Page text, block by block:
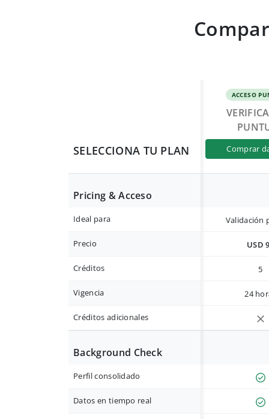
SELECCIONA TU PLAN
ACCESO
comprar
Pricing & Acceso
Ideal para Validación
Precio USD
Créditos 5
Vigencia 24
Créditos adicionales
Background Check
Perfil consolidado
Datos en tiempo real